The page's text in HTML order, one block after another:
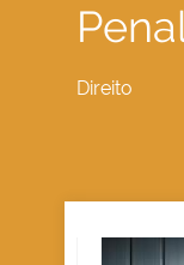
Direito